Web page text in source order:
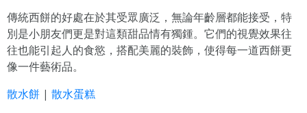
傳統西餅的好處在於其受眾廣泛，無論年齡層都能接受，特
別是小朋友們更是對這類甜品情有獨鍾。它們的視覺效果往
往也能引起人的食慾，搭配美麗的裝飾，使得每一道西餅更
像一件藝術品。
散水餅 | 散水蛋糕